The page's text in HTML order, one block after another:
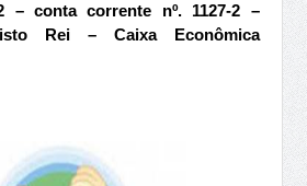
– conta corrente nº. 1127-2 –
Rei – Caixa Econômica